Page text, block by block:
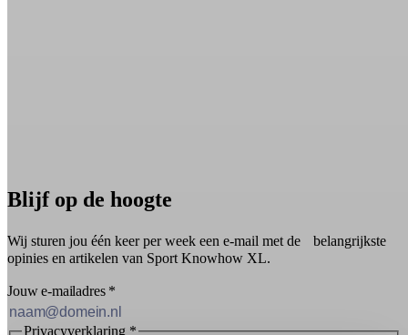
Blijf op de hoogte
Wij sturen jou één keer per week een e-mail met de belangrijkste
opinies en artikelen van Sport Knowhow XL.
Jouw e-mailadres *
Privacyverklaring *